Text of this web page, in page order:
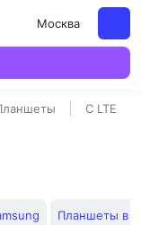
Москва
С LTE
Планшеты в